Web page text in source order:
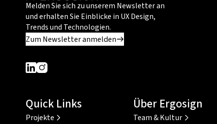
Melden Sie sich zu unserem Newsletter an
und erhalten Sie Einblicke in UX Design,
Trends und Technologien.
Zum Newsletter anmelden
Dieser Link führt zu einer externen Seite
Dieser Link führt zu einer externen Seite
Quick Links
Projekte
Über Ergosign
Team & Kultur